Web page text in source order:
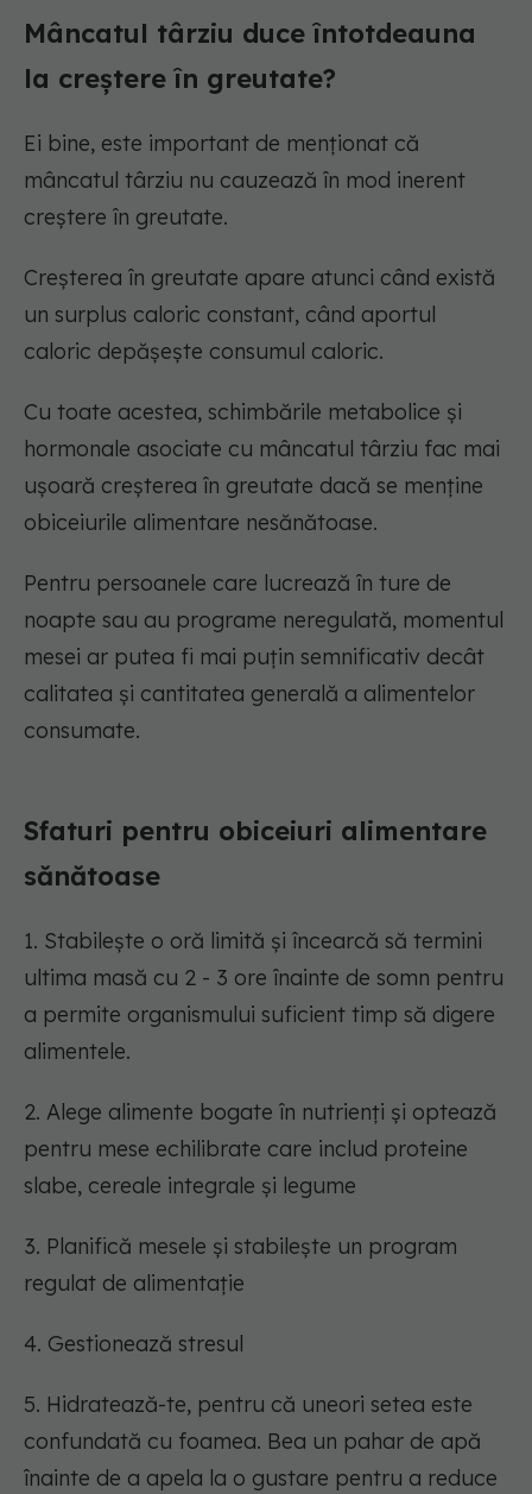
Mâncatul târziu duce întotdeauna
la creștere în greutate?
Ei bine, este important de menționat că
mâncatul târziu nu cauzează în mod inerent
creștere în greutate.
Creșterea în greutate apare atunci când există
un surplus caloric constant, când aportul
caloric depășește consumul caloric.
Cu toate acestea, schimbările metabolice și
hormonale asociate cu mâncatul târziu fac mai
ușoară creșterea în greutate dacă se menține
obiceiurile alimentare nesănătoase.
Pentru persoanele care lucrează în ture de
noapte sau au programe neregulată, momentul
mesei ar putea fi mai puțin semnificativ decât
calitatea și cantitatea generală a alimentelor
consumate.
Sfaturi pentru obiceiuri alimentare
sănătoase
1. Stabilește o oră limită și încearcă să termini
ultima masă cu 2 - 3 ore înainte de somn pentru
a permite organismului suficient timp să digere
alimentele.
2. Alege alimente bogate în nutrienți și optează
pentru mese echilibrate care includ proteine
slabe, cereale integrale și legume
3. Planifică mesele și stabilește un program
regulat de alimentație
4. Gestionează stresul
5. Hidratează-te, pentru că uneori setea este
confundată cu foamea. Bea un pahar de apă
înainte de a apela la o gustare pentru a reduce